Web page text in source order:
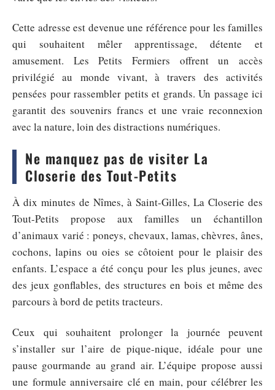
Cette adresse est devenue une référence pour les familles
qui souhaitent mêler apprentissage, détente et
amusement. Les Petits Fermiers offrent un accès
privilégié au monde vivant, à travers des activités
pensées pour rassembler petits et grands. Un passage ici
garantit des souvenirs francs et une vraie reconnexion
avec la nature, loin des distractions numériques.
Ne manquez pas de visiter La
Closerie des Tout-Petits
À dix minutes de Nîmes, à Saint-Gilles, La Closerie des
Tout-Petits propose aux familles un échantillon
d’animaux varié : poneys, chevaux, lamas, chèvres, ânes,
cochons, lapins ou oies se côtoient pour le plaisir des
enfants. L’espace a été conçu pour les plus jeunes, avec
des jeux gonflables, des structures en bois et même des
parcours à bord de petits tracteurs.
Ceux qui souhaitent prolonger la journée peuvent
s’installer sur l’aire de pique-nique, idéale pour une
pause gourmande au grand air. L’équipe propose aussi
une formule anniversaire clé en main, pour célébrer les